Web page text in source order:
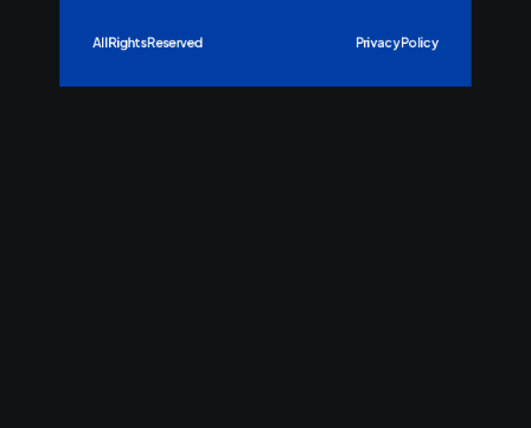
All Rights Reserved Privacy Policy